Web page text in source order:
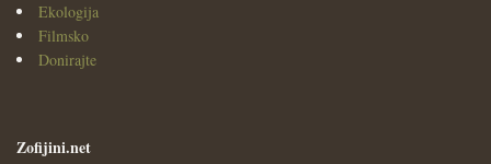
Ekologija
Filmsko
Donirajte
Zofijini.net